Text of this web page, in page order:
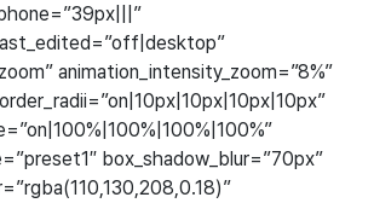
animation_intensity_zoom=”8%”
box_shadow_blur=”70px”